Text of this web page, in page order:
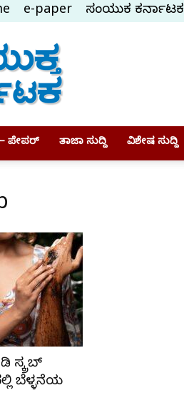
e-paper ಸಂಯುಕ್ತ ಕರ್ನಾಟಕ
ಪೇಪರ್ ತಾಜಾ ಸುದ್ದಿ ವಿಶೇಷ ಸುದ್ದಿ
ಸ್ಕ್ರಬ್
ಬೆಳ್ಳನೆಯ